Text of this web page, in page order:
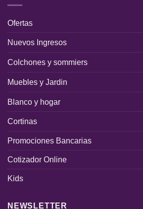
Ofertas
Nuevos Ingresos
Colchones y sommiers
Muebles y Jardin
Blanco y hogar
Cortinas
Promociones Bancarias
Cotizador Online
Kids
NEWSLETTER